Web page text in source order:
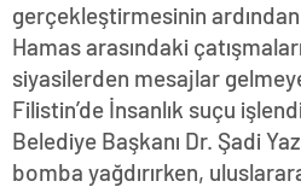
gerçekleştirmesinin
Hamas arasındaki
siyasilerden mesajlar
Filistin’de İnsanlık suçu
Belediye Başkanı Dr. Şadi
bomba yağdırırken,